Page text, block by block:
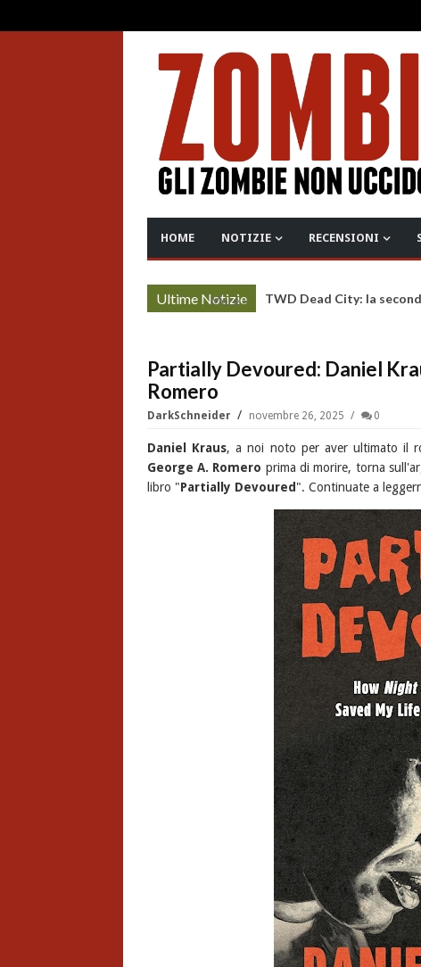
HOME NOTIZIE RECENSIONI
Ultime Notizie
More » TWD Dead City: la
Partially Devoured: Daniel
Romero
DarkSchneider novembre 26, 2025 0
Daniel Kraus, a noi noto per aver ultimato il
George A. Romero prima di morire, torna
libro "Partially Devoured ". Continuate a